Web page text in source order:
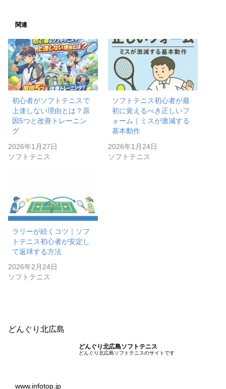
関連
初心者がソフトテニスで
上達しない理由とは？原
因5つと改善トレーニン
グ
2026年1月27日
ソフトテニス
ソフトテニス初心者が最
初に覚えるべき正しいフ
ォーム｜ミスが激減する
基本動作
2026年1月24日
ソフトテニス
ラリーが続くコツ｜ソフ
トテニス初心者が安定し
て返球する方法
2026年2月24日
ソフトテニス
どんぐり北広島
どんぐり北広島ソフトテニス
どんぐり北広島ソフトテニスのサイトです
www.infotop.jp